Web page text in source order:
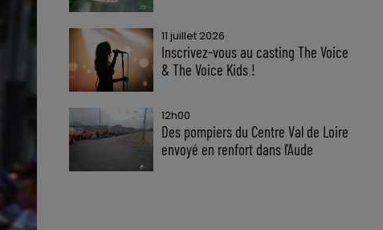
11 juillet 2026
Inscrivez-vous au casting The Voice
& The Voice Kids !
12h00
Des pompiers du Centre Val de Loire
envoyé en renfort dans l'Aude